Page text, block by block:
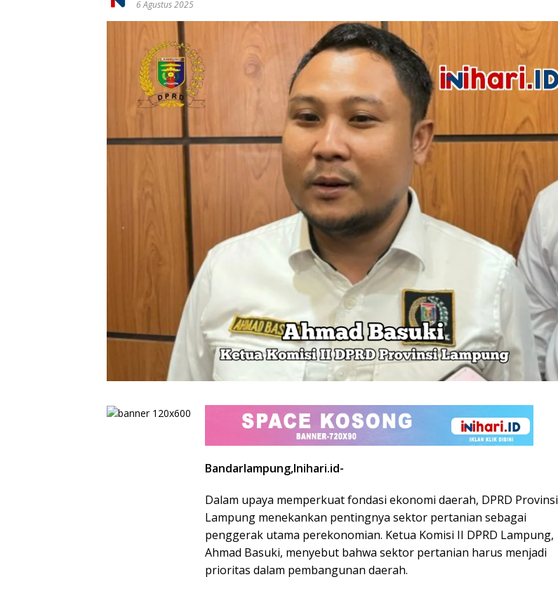
6 Agustus 2025
Bandarlampung,Inihari.id-
Dalam upaya memperkuat fondasi ekonomi daerah, DPRD Provinsi
Lampung menekankan pentingnya sektor pertanian sebagai
penggerak utama perekonomian. Ketua Komisi II DPRD Lampung,
Ahmad Basuki, menyebut bahwa sektor pertanian harus menjadi
prioritas dalam pembangunan daerah.